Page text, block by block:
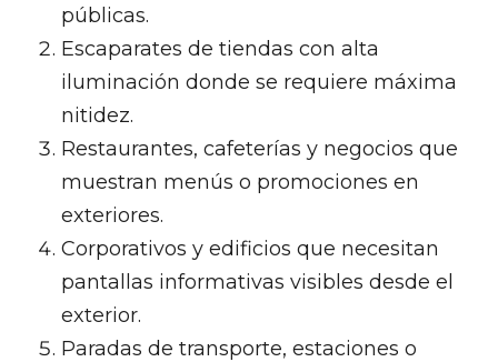
públicas.
Escaparates de tiendas con alta
iluminación donde se requiere máxima
nitidez.
Restaurantes, cafeterías y negocios que
muestran menús o promociones en
exteriores.
Corporativos y edificios que necesitan
pantallas informativas visibles desde el
exterior.
Paradas de transporte, estaciones o